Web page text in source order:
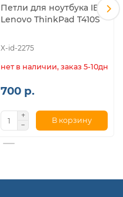
Петли для ноутбука IBM
Lenovo ThinkPad T410S
X-id-2275
нет в наличии, заказ 5-10дн.
700 р.
В корзину